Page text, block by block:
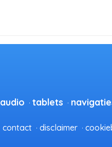
audio tablets
contact disclaimer